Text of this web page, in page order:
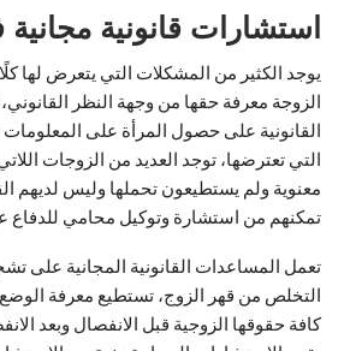
استشارات قانونية
يوجد الكثير من المشكلات التي يتعرض لها
الزوجة معرفة حقها من وجهة النظر
القانونية على حصول المرأة على المعلومات
التي تعترضها، توجد العديد من الزوجات
معنوية ولم يستطيعون تحملها وليس لديهم
تمكنهم من استشارة وتوكيل محامي
تعمل المساعدات القانونية المجانية على
التخلص من قهر الزوج، تستطيع معرفة الوضع
كافة حقوقها الزوجية قبل الانفصال وبعد